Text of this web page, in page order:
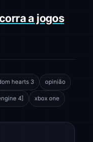
a jogos
hearts 3 opinião
4] xbox one